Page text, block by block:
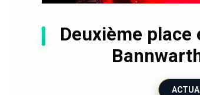
Deuxième place